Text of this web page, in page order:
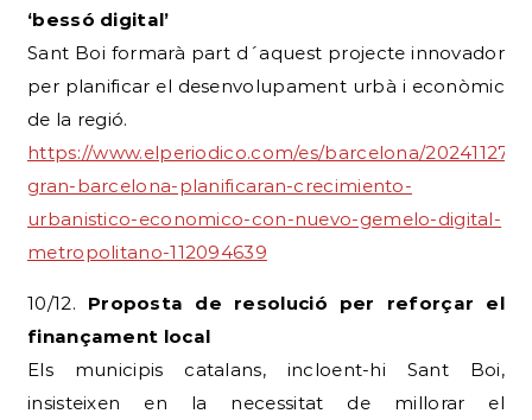
‘bessó digital’
Sant Boi formarà part d´aquest projecte innovador
per planificar el desenvolupament urbà i econòmic
de la regió.
https://www.elperiodico.com/es/barcelona/20241127/
gran-barcelona-planificaran-crecimiento-
urbanistico-economico-con-nuevo-gemelo-digital-
metropolitano-112094639
10/12. Proposta de resolució per reforçar el
finançament local
Els municipis catalans, incloent-hi Sant Boi,
insisteixen en la necessitat de millorar el